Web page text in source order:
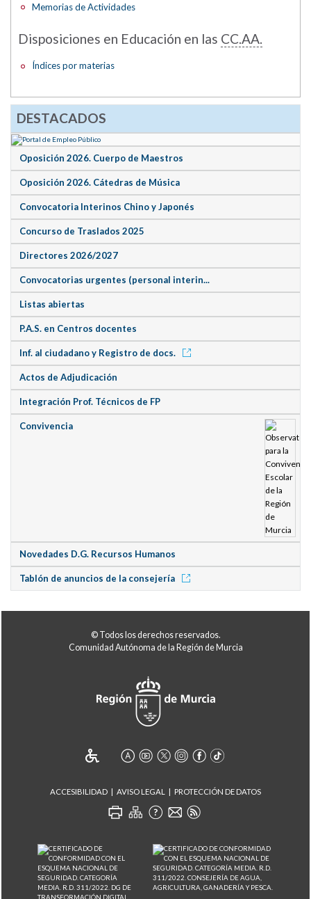
Memorias de Actividades
Disposiciones en Educación en las CC.AA.
Índices por materias
DESTACADOS
Oposición 2026. Cuerpo de Maestros
Oposición 2026. Cátedras de Música
Convocatoria Interinos Chino y Japonés
Concurso de Traslados 2025
Directores 2026/2027
Convocatorias urgentes (personal interin...
Listas abiertas
P.A.S. en Centros docentes
Inf. al ciudadano y Registro de docs.
Actos de Adjudicación
Integración Prof. Técnicos de FP
Convivencia
Novedades D.G. Recursos Humanos
Tablón de anuncios de la consejería
© Todos los derechos reservados.
Comunidad Autónoma de la Región de Murcia
ACCESIBILIDAD AVISO LEGAL PROTECCIÓN DE DATOS